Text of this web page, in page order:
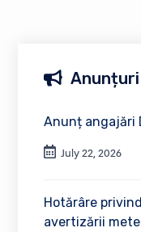
Anunțuri
Anunț angajări
July 22, 2026
Hotărâre
avertizării